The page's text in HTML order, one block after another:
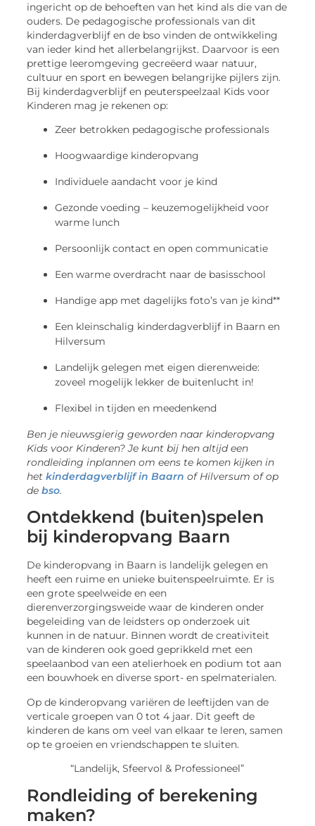
ingericht op de behoeften van het kind als die van de
ouders. De pedagogische professionals van dit
kinderdagverblijf en de bso vinden de ontwikkeling
van ieder kind het allerbelangrijkst. Daarvoor is een
prettige leeromgeving gecreëerd waar natuur,
cultuur en sport en bewegen belangrijke pijlers zijn.
Bij kinderdagverblijf en peuterspeelzaal Kids voor
Kinderen mag je rekenen op:
Zeer betrokken pedagogische professionals
Hoogwaardige kinderopvang
Individuele aandacht voor je kind
Gezonde voeding – keuzemogelijkheid voor
warme lunch
Persoonlijk contact en open communicatie
Een warme overdracht naar de basisschool
Handige app met dagelijks foto’s van je kind**
Een kleinschalig kinderdagverblijf in Baarn en
Hilversum
Landelijk gelegen met eigen dierenweide:
zoveel mogelijk lekker de buitenlucht in!
Flexibel in tijden en meedenkend
Ben je nieuwsgierig geworden naar kinderopvang
Kids voor Kinderen? Je kunt bij hen altijd een
rondleiding inplannen om eens te komen kijken in
hetkinderdagverblijf in Baarn of Hilversum of op
debso.
Ontdekkend (buiten)spelen
bij kinderopvang Baarn
De kinderopvang in Baarn is landelijk gelegen en
heeft een ruime en unieke buitenspeelruimte. Er is
een grote speelweide en een
dierenverzorgingsweide waar de kinderen onder
begeleiding van de leidsters op onderzoek uit
kunnen in de natuur. Binnen wordt de creativiteit
van de kinderen ook goed geprikkeld met een
speelaanbod van een atelierhoek en podium tot aan
een bouwhoek en diverse sport- en spelmaterialen.
Op de kinderopvang variëren de leeftijden van de
verticale groepen van 0 tot 4 jaar. Dit geeft de
kinderen de kans om veel van elkaar te leren, samen
op te groeien en vriendschappen te sluiten.
“Landelijk, Sfeervol & Professioneel”
Rondleiding of berekening
maken?